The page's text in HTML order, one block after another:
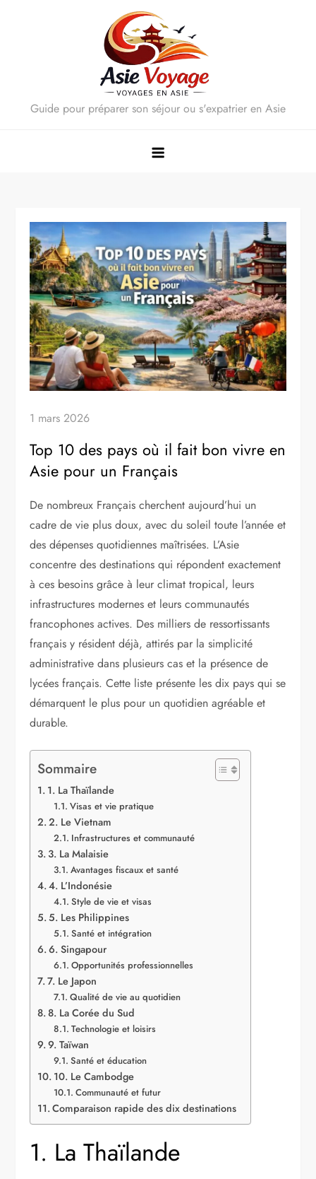
Guide pour préparer son séjour ou s'expatrier en Asie
1 mars 2026
Top 10 des pays où il fait bon vivre en
Asie pour un Français
De nombreux Français cherchent aujourd’hui un
cadre de vie plus doux, avec du soleil toute l’année et
des dépenses quotidiennes maîtrisées. L’Asie
concentre des destinations qui répondent exactement
à ces besoins grâce à leur climat tropical, leurs
infrastructures modernes et leurs communautés
francophones actives. Des milliers de ressortissants
français y résident déjà, attirés par la simplicité
administrative dans plusieurs cas et la présence de
lycées français. Cette liste présente les dix pays qui se
démarquent le plus pour un quotidien agréable et
durable.
Sommaire
1. La Thaïlande
Visas et vie pratique
2. Le Vietnam
Infrastructures et communauté
3. La Malaisie
Avantages fiscaux et santé
4. L’Indonésie
Style de vie et visas
5. Les Philippines
Santé et intégration
6. Singapour
Opportunités professionnelles
7. Le Japon
Qualité de vie au quotidien
8. La Corée du Sud
Technologie et loisirs
9. Taïwan
Santé et éducation
10. Le Cambodge
Communauté et futur
Comparaison rapide des dix destinations
1. La Thaïlande